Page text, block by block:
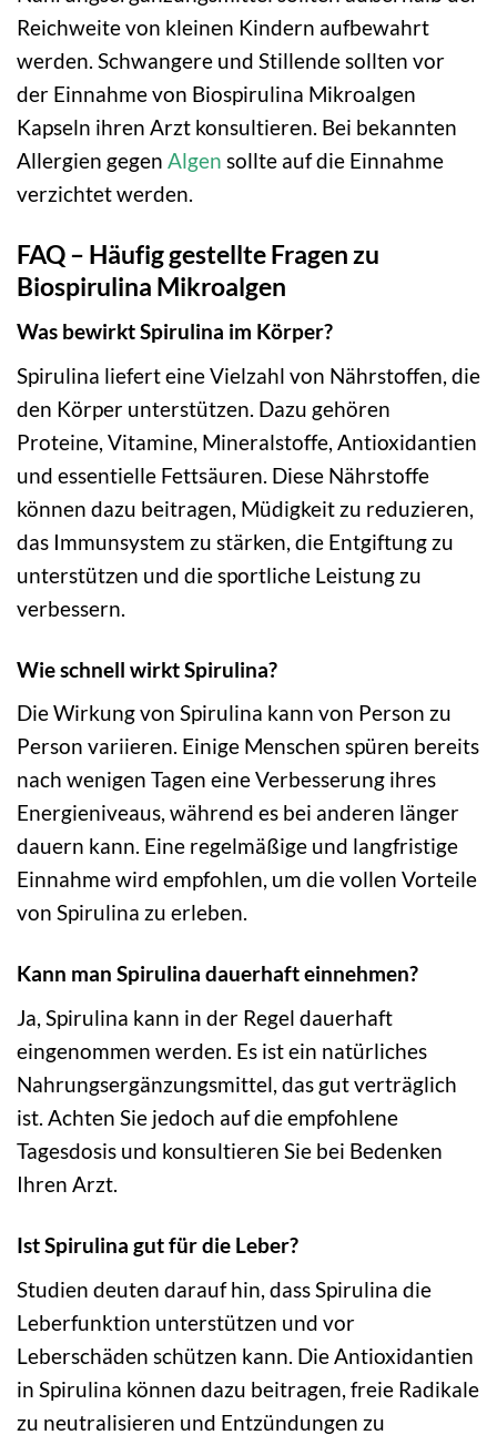
Reichweite von kleinen Kindern aufbewahrt
werden. Schwangere und Stillende sollten vor
der Einnahme von Biospirulina Mikroalgen
Kapseln ihren Arzt konsultieren. Bei bekannten
Allergien gegen Algen sollte auf die Einnahme
verzichtet werden.
FAQ – Häufig gestellte Fragen zu
Biospirulina Mikroalgen
Was bewirkt Spirulina im Körper?
Spirulina liefert eine Vielzahl von Nährstoffen, die
den Körper unterstützen. Dazu gehören
Proteine, Vitamine, Mineralstoffe, Antioxidantien
und essentielle Fettsäuren. Diese Nährstoffe
können dazu beitragen, Müdigkeit zu reduzieren,
das Immunsystem zu stärken, die Entgiftung zu
unterstützen und die sportliche Leistung zu
verbessern.
Wie schnell wirkt Spirulina?
Die Wirkung von Spirulina kann von Person zu
Person variieren. Einige Menschen spüren bereits
nach wenigen Tagen eine Verbesserung ihres
Energieniveaus, während es bei anderen länger
dauern kann. Eine regelmäßige und langfristige
Einnahme wird empfohlen, um die vollen Vorteile
von Spirulina zu erleben.
Kann man Spirulina dauerhaft einnehmen?
Ja, Spirulina kann in der Regel dauerhaft
eingenommen werden. Es ist ein natürliches
Nahrungsergänzungsmittel, das gut verträglich
ist. Achten Sie jedoch auf die empfohlene
Tagesdosis und konsultieren Sie bei Bedenken
Ihren Arzt.
Ist Spirulina gut für die Leber?
Studien deuten darauf hin, dass Spirulina die
Leberfunktion unterstützen und vor
Leberschäden schützen kann. Die Antioxidantien
in Spirulina können dazu beitragen, freie Radikale
zu neutralisieren und Entzündungen zu